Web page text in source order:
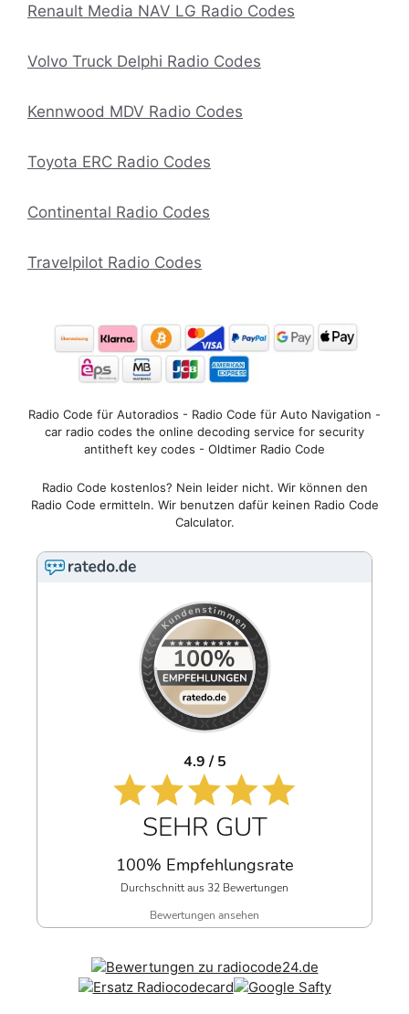
Renault Media NAV LG Radio Codes
Volvo Truck Delphi Radio Codes
Kennwood MDV Radio Codes
Toyota ERC Radio Codes
Continental Radio Codes
Travelpilot Radio Codes
Radio Code für Autoradios - Radio Code für Auto Navigation -
car radio codes the online decoding service for security
antitheft key codes - Oldtimer Radio Code
Radio Code kostenlos? Nein leider nicht. Wir können den
Radio Code ermitteln. Wir benutzen dafür keinen Radio Code
Calculator.
4.9 / 5
SEHR GUT
100% Empfehlungsrate
Durchschnitt aus 32 Bewertungen
Bewertungen ansehen